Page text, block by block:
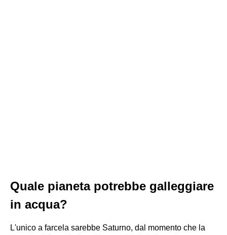
Quale pianeta potrebbe galleggiare
in acqua?
L'unico a farcela sarebbe Saturno, dal momento che la